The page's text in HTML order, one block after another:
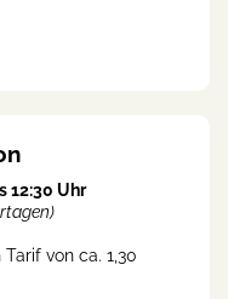
12:30 Uhr
von ca. 1,30